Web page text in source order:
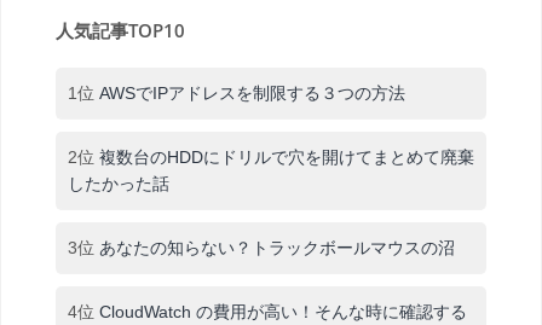
人気記事TOP10
1位 AWSでIPアドレスを制限する３つの方法
2位 複数台のHDDにドリルで穴を開けてまとめて廃棄
したかった話
3位 あなたの知らない？トラックボールマウスの沼
4位 CloudWatch の費用が高い！そんな時に確認する